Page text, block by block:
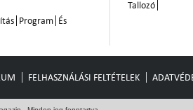
Program És
Tallozó
FELHASZNÁLÁSI FELTÉTELEK